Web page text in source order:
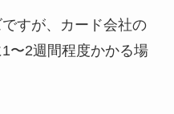
すが、カード会社の
〜2週間程度かかる場